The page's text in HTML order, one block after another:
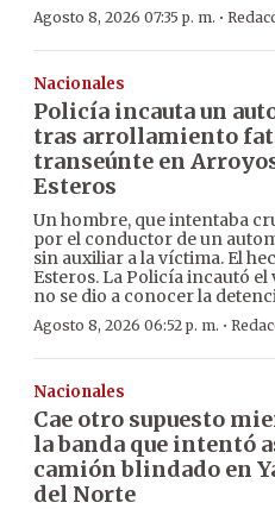
Agosto 8, 2026 07:35 p. m. ·
Nacionales
Policía incauta un
tras arrollamiento
transeúnte en
Esteros
Un hombre, que intentaba
por el conductor de un
sin auxiliar a la víctima. El
Esteros. La Policía incautó
no se dio a conocer la
Agosto 8, 2026 06:52 p. m. ·
Nacionales
Cae otro supuesto
la banda que intentó
camión blindado en
del Norte